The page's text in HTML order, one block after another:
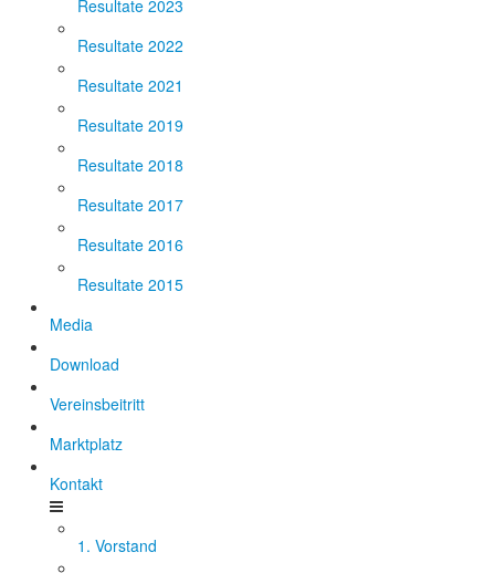
Resultate 2023
Resultate 2022
Resultate 2021
Resultate 2019
Resultate 2018
Resultate 2017
Resultate 2016
Resultate 2015
Media
Download
Vereinsbeitritt
Marktplatz
Kontakt
1. Vorstand